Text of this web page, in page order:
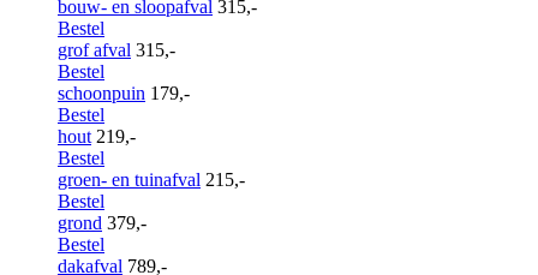
bouw- en sloopafval 315,-
Bestel
grof afval 315,-
Bestel
schoonpuin 179,-
Bestel
hout 219,-
Bestel
groen- en tuinafval 215,-
Bestel
grond 379,-
Bestel
dakafval 789,-